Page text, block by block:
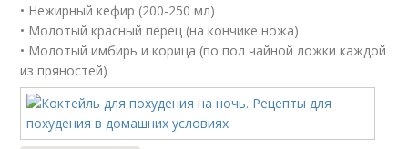
• Нежирный кефир (200-250 мл)
• Молотый красный перец (на кончике ножа)
• Молотый имбирь и корица (по пол чайной ложки каждой
из пряностей)